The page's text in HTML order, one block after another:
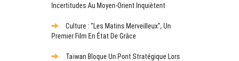
Incertitudes Au Moyen-Orient Inquiètent
Culture : "Les Matins Merveilleux", Un
Premier Film En État De Grâce
Taïwan Bloque Un Pont Stratégique Lors